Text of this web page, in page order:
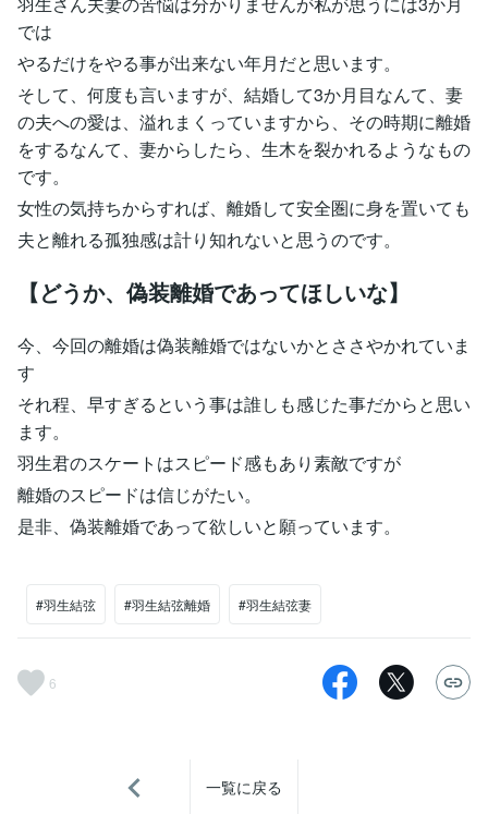
では
やるだけをやる事が出来ない年月だと思います。
そして、何度も言いますが、結婚して3か月目なんて、妻
の夫への愛は、溢れまくっていますから、その時期に離婚
をするなんて、妻からしたら、生木を裂かれるようなもの
です。
女性の気持ちからすれば、離婚して安全圏に身を置いても
夫と離れる孤独感は計り知れないと思うのです。
【どうか、偽装離婚であってほしいな】
今、今回の離婚は偽装離婚ではないかとささやかれていま
す
それ程、早すぎるという事は誰しも感じた事だからと思い
ます。
羽生君のスケートはスピード感もあり素敵ですが
離婚のスピードは信じがたい。
是非、偽装離婚であって欲しいと願っています。
#羽生結弦 #羽生結弦離婚 #羽生結弦妻
6
一覧に戻る